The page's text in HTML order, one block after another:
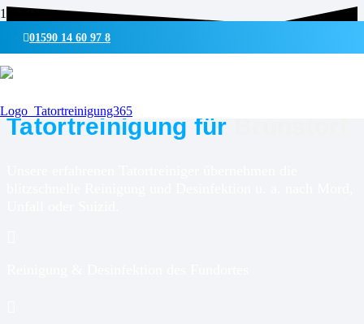
01590 14 60 97 8
Tatortreinigung für